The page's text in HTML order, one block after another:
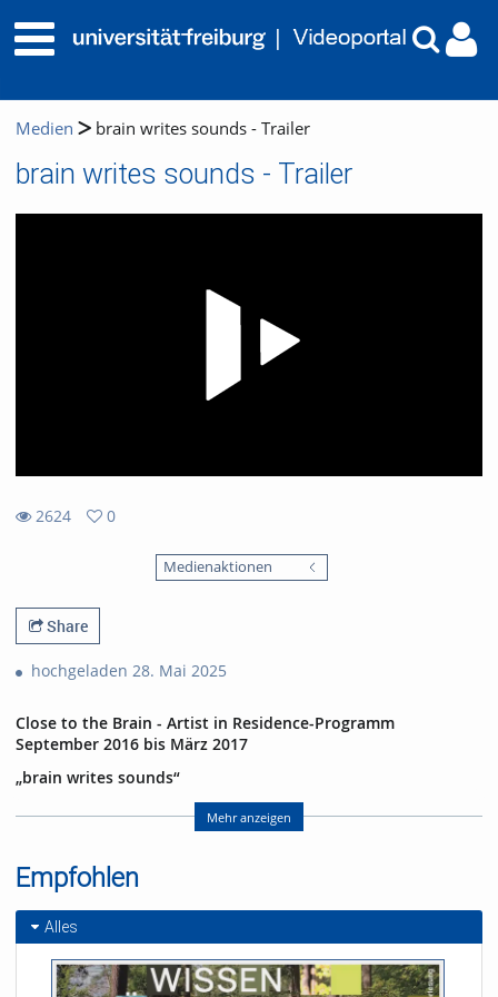
Medien brain writes sounds - Trailer
brain writes sounds - Trailer
2624
0
Medienaktionen
Share
hochgeladen 28. Mai 2025
Close to the Brain - Artist in Residence-Programm
September 2016 bis März 2017
„brain writes sounds“
07.03.2017 im E-Werk Freiburg
mit Harald Kimmig (Geige), Annette Pehnt (Text), Ephraim
(Versuchsperson)
Abspann:
Die Performance entstand im Rahmen desArtist in Residence-
Programms des Exzellenzclusters BrainLinks-BrainTools der
Universität Freiburg
Geige: Harald Kimmig
Mehr anzeigen
Empfohlen
Alles